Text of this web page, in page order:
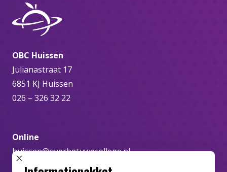
OBC Huissen
Julianastraat 17
6851 KJ Huissen
026 – 326 32 22
Online
huissen@overbetuwecollege.nl
SLUIT POPUP